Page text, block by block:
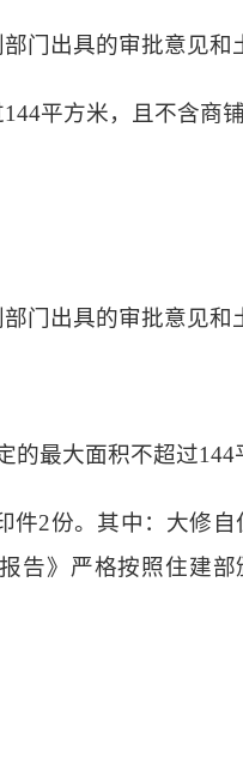
门出具的审批意见和
144平方米，且不含商
门出具的审批意见和
的最大面积不超过144
件2份。其中：大修
》严格按照住建部